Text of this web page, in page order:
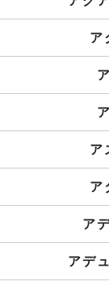
ア
ア
ア
ア
アデ